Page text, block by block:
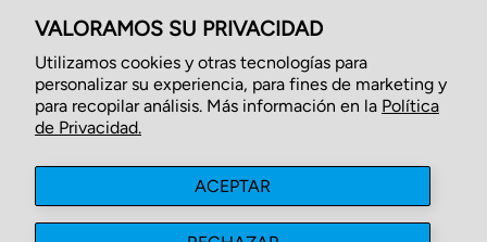
VALORAMOS SU PRIVACIDAD
Utilizamos cookies y otras tecnologías para
personalizar su experiencia, para fines de marketing y
para recopilar análisis. Más información en la Política
de Privacidad.
ACEPTAR
Acerca de Nosotros
Contáctenos
Politicas de Privacidad
Politicas de Reembolso